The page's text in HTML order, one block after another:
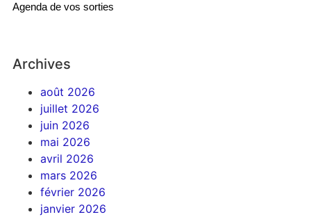
Agenda de vos sorties
Archives
août 2026
juillet 2026
juin 2026
mai 2026
avril 2026
mars 2026
février 2026
janvier 2026